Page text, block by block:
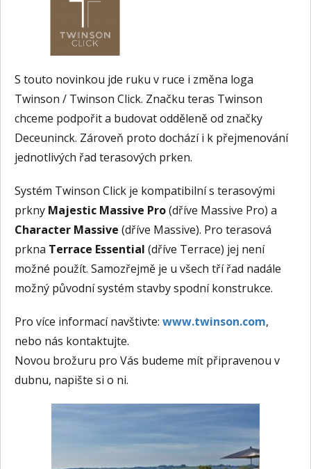
S touto novinkou jde ruku v ruce i změna loga
Twinson / Twinson Click. Značku teras Twinson
chceme podpořit a budovat odděleně od značky
Deceuninck. Zároveň proto dochází i k přejmenování
jednotlivých řad terasových prken.
Systém Twinson Click je kompatibilní s terasovými
prkny Majestic Massive Pro(dříve Massive Pro) a
Character Massive (dříve Massive). Pro terasová
prkna Terrace Essential (dříve Terrace) jej není
možné použít. Samozřejmě je u všech tří řad nadále
možný původní systém stavby spodní konstrukce.
Pro více informací navštivte: www.twinson.com,
nebo nás kontaktujte.
Novou brožuru pro Vás budeme mít připravenou v
dubnu, napište si o ni.